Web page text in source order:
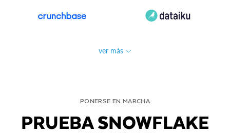
ver más
PONERSE EN MARCHA
PRUEBA SNOWFLAKE